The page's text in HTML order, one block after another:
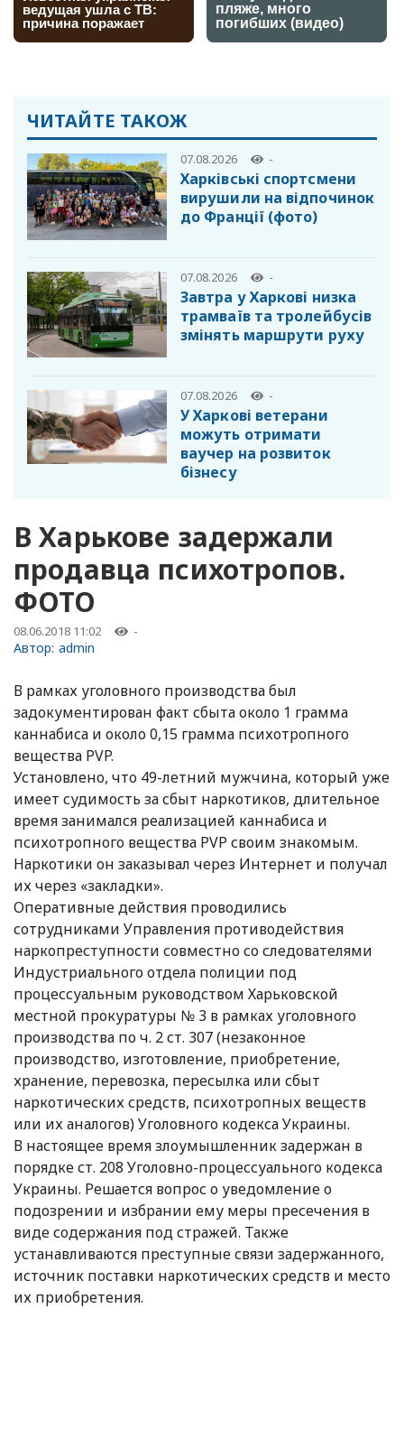
ЧИТАЙТЕ ТАКОЖ
07.08.2026 -
Харківські спортсмени
вирушили на відпочинок
до Франції (фото)
07.08.2026 -
Завтра у Харкові низка
трамваїв та тролейбусів
змінять маршрути руху
07.08.2026 -
У Харкові ветерани
можуть отримати
ваучер на розвиток
бізнесу
В Харькове задержали
продавца психотропов.
ФОТО
08.06.2018 11:02 -
Автор: admin
В рамках уголовного производства был
задокументирован факт сбыта около 1 грамма
каннабиса и около 0,15 грамма психотропного
вещества PVP.
Установлено, что 49-летний мужчина, который уже
имеет судимость за сбыт наркотиков, длительное
время занимался реализацией каннабиса и
психотропного вещества PVP своим знакомым.
Наркотики он заказывал через Интернет и получал
их через «закладки».
Оперативные действия проводились
сотрудниками Управления противодействия
наркопреступности совместно со следователями
Индустриального отдела полиции под
процессуальным руководством Харьковской
местной прокуратуры № 3 в рамках уголовного
производства по ч. 2 ст. 307 (незаконное
производство, изготовление, приобретение,
хранение, перевозка, пересылка или сбыт
наркотических средств, психотропных веществ
или их аналогов) Уголовного кодекса Украины.
В настоящее время злоумышленник задержан в
порядке ст. 208 Уголовно-процессуального кодекса
Украины. Решается вопрос о уведомление о
подозрении и избрании ему меры пресечения в
виде содержания под стражей. Также
устанавливаются преступные связи задержанного,
источник поставки наркотических средств и место
их приобретения.